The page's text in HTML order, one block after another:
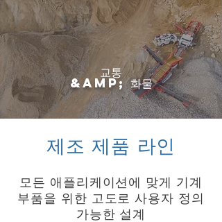
교통
&amp; 화물
제조 제품 라인
모든 애플리케이션에 맞게 기계
부품을 위한 고도로 사용자 정의
가능한 설계